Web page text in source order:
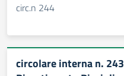
circ.n 244
circolare interna n.